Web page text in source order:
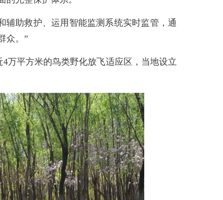
助救护、运用智能监测系统实时监管，通
众。”
平方米的鸟类野化放飞适应区，当地设立